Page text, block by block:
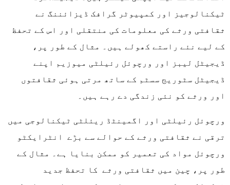
ٹیکنالوجیز اور کمپیوٹر گرافک ڈیزائننگ نے
ثقافتی ورثے کی معلومات کی منتقلی اور اس کے تحفظ
کے لیے نئے راستے کھولے ہیں۔ مثال کے طور پر،
ڈیجیٹل لیبز اور ورچوئل رئیلٹی میوزیم اپنے
ڈیجیٹل سٹوریج سسٹم کے ساتھ مرتی ہوئی ثقافتوں
اور ورثے کو نئی زندگی دے رہے ہیں۔
ورچوئل رئیلٹی اور اگمینٹڈ ریئلٹی ٹیکنالوجی میں
ترقی نے ثقافتی ورثے کے حوالے سے بڑے انٹرایکٹو
ورچوئل مواد کی تعمیر کو ممکن بنایا ہے۔ مثال کے
طور پر، چین میں ثقافتی ورثے کا تحفظ جدید